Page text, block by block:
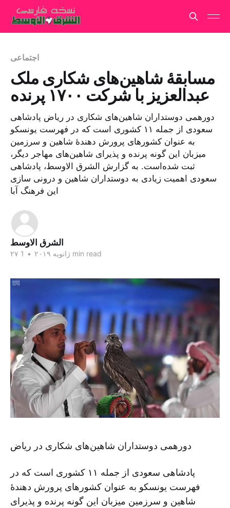
اجتماعی
مسابقهٔ شاهین‌های شکاری ملک
عبدالعزیز با شرکت ۱۷۰۰ پرنده
دورهمی دوستداران شاهین‌های شکاری در ریاض پادشاهی
سعودی از جمله ۱۱ کشوری است که در فهرست یونسکو
به عنوان کشورهای پرورش دهندهٔ شاهین و سرزمین
میزبان این گونه پرنده و پذیرای شاهین‌های مهاجر دیگر،
ثبت شده‌است. به گزارش الشرق الاوسط، پادشاهی
سعودی اهمیت زیادی به دوستداران شاهین و درونی سازی
این فرهنگ آبا
الشرق الاوسط
۲۷ ژانویه ۲۰۱۹ • 1 min read
دورهمی دوستداران شاهین‌های شکاری در ریاض
پادشاهی سعودی از جمله ۱۱ کشوری است که در
فهرست یونسکو به عنوان کشورهای پرورش دهندهٔ
شاهین و سرزمین میزبان این گونه پرنده و پذیرای